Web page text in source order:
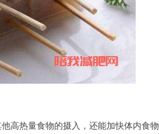
高热量食物的摄入，还能加快体内食物